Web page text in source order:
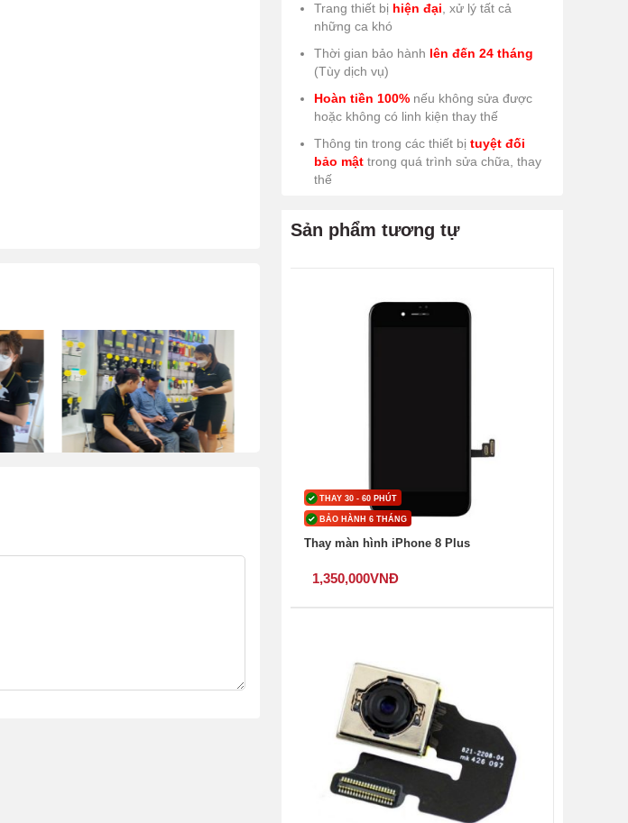
Trang thiết bị hiện đại , xử lý tất cả
những ca khó
Thời gian bảo hành lên đến 24 tháng
(Tùy dịch vụ)
Hoàn tiền 100% nếu không sửa được
hoặc không có linh kiện thay thế
Thông tin trong các thiết bị tuyệt đối
bảo mật trong quá trình sửa chữa, thay
thế
Sản phẩm tương tự
THAY 30 - 60 PHÚT
BẢO HÀNH 6 THÁNG
Thay màn hình iPhone 8 Plus
1,350,000VNĐ